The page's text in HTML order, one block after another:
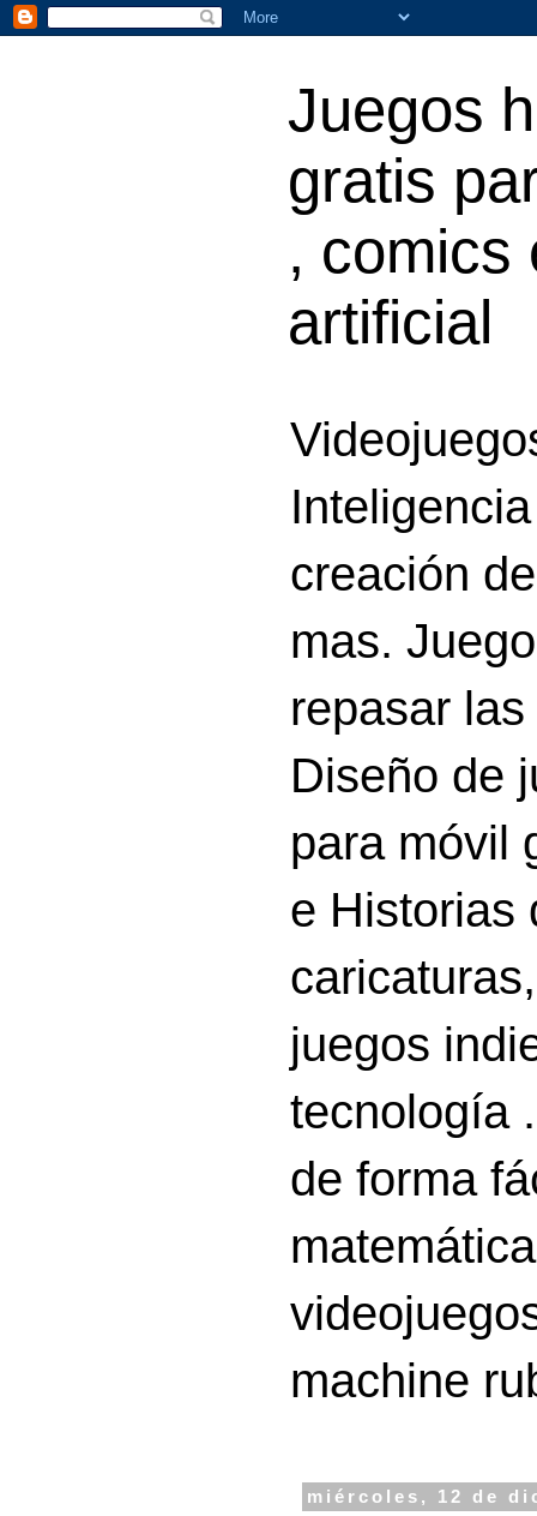
Juegos
gratis
, comics
artificial
creación
mas.
repasar
Diseño de
para móvil
e Historias
juegos
tecnología
de forma
machine
miércoles, 12 de